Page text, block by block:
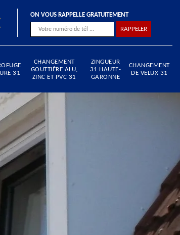
ON VOUS RAPPELLE GRATUITEMENT
31
CHANGEMENT
GOUTTIÈRE ALU,
ZINC ET PVC 31
ZINGUEUR
31 HAUTE-
GARONNE
CHANGEMENT
DE VELUX 31